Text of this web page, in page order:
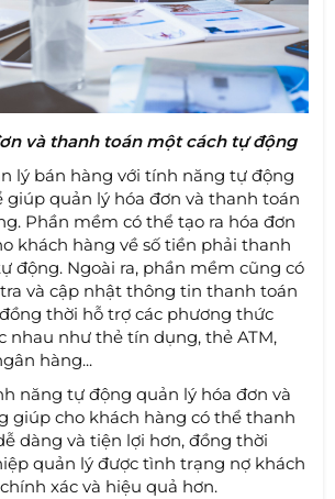
và thanh toán một cách tự động
lý bán hàng với tính năng tự động
giúp quản lý hóa đơn và thanh toán
Phần mềm có thể tạo ra hóa đơn
khách hàng về số tiền phải thanh
động. Ngoài ra, phần mềm cũng có
và cập nhật thông tin thanh toán
thời hỗ trợ các phương thức
nhau như thẻ tín dụng, thẻ ATM,
hàng...
năng tự động quản lý hóa đơn và
giúp cho khách hàng có thể thanh
dàng và tiện lợi hơn, đồng thời
quản lý được tình trạng nợ khách
xác và hiệu quả hơn.